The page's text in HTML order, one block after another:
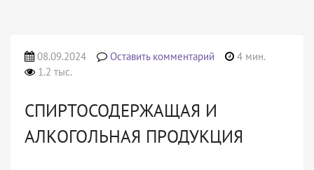
08.09.2024 Оставить комментарий
4 мин.
1.2 тыс.
СПИРТОСОДЕРЖАЩАЯ И
АЛКОГОЛЬНАЯ ПРОДУКЦИЯ